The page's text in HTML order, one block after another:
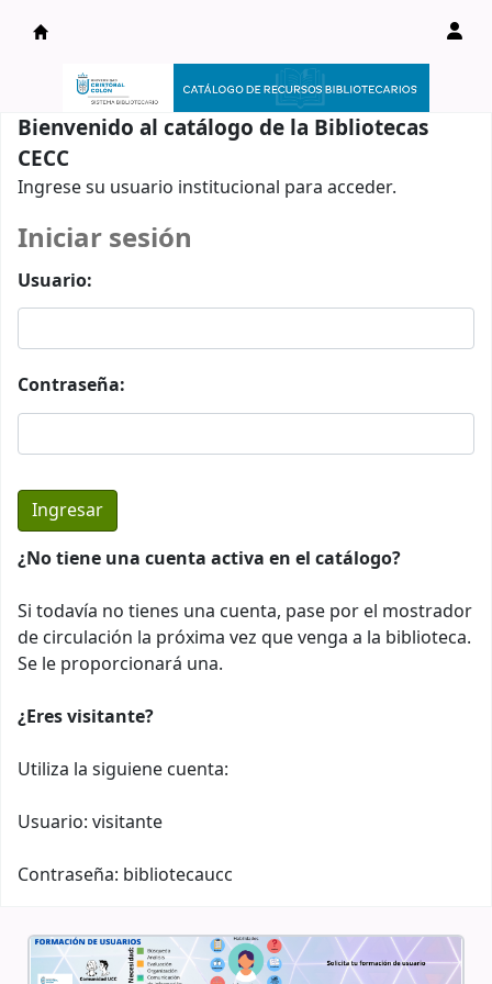
Catálogo en línea
Bienvenido al catálogo de la Bibliotecas
CECC
Ingrese su usuario institucional para acceder.
Iniciar sesión
Usuario:
Contraseña:
¿No tiene una cuenta activa en el catálogo?
Si todavía no tienes una cuenta, pase por el mostrador
de circulación la próxima vez que venga a la biblioteca.
Se le proporcionará una.
¿Eres visitante?
Utiliza la siguiene cuenta:
Usuario: visitante
Contraseña: bibliotecaucc